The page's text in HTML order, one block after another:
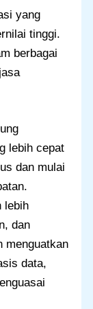
yang
tinggi.
berbagai
lebih cepat
dan mulai
lebih
dan
menguatkan
data,